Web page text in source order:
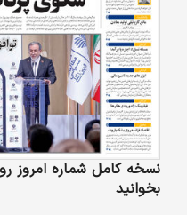
نسخه کامل شماره امروز
بخوانید